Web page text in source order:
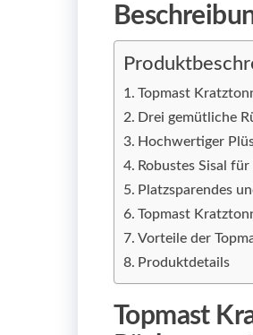
Topmast
Drei gemütliche
Hochwertiger
Robustes Sisal
Platzsparendes
Topmast
Vorteile der
Produktdetails
Topmast